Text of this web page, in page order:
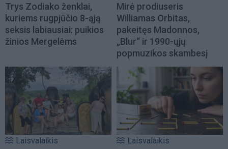
Trys Zodiako ženklai,
kuriems rugpjūčio 8-ąją
seksis labiausiai: puikios
žinios Mergelėms
Mirė prodiuseris
Williamas Orbitas,
pakeitęs Madonnos,
„Blur“ ir 1990-ųjų
popmuzikos skambesį
Laisvalaikis Laisvalaikis